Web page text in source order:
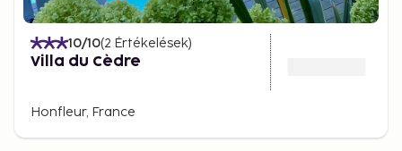
10/10(2 Értékelések)
Villa du Cèdre
Honfleur, France